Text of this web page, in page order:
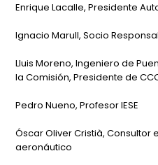
Enrique Lacalle, Presidente
Ignacio Marull, Socio
Lluis Moreno, Ingeniero de
la Comisión, Presidente de
Pedro Nueno, Profesor IESE
Óscar Oliver Cristià, Consultor
aeronáutico